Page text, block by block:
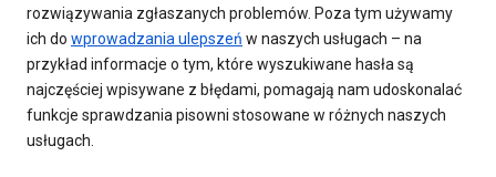
rozwiązywania zgłaszanych problemów. Poza tym używamy
ich do wprowadzania ulepszeń w naszych usługach – na
przykład informacje o tym, które wyszukiwane hasła są
najczęściej wpisywane z błędami, pomagają nam udoskonalać
funkcje sprawdzania pisowni stosowane w różnych naszych
usługach.